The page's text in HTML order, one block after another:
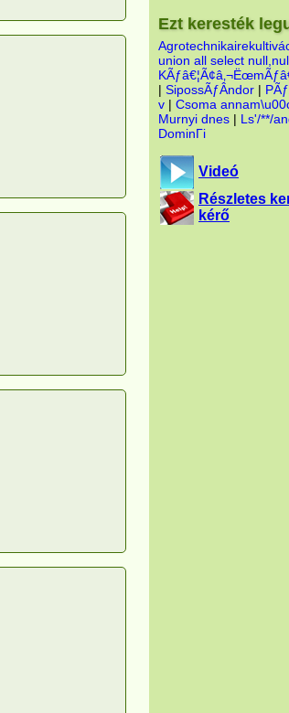
Ezt keresték
union all select
| SipossÃƒÂndor |
v | Csoma
Murnyi dnes | Ls'/**/
DominГі
Videó
Részletes
kérő